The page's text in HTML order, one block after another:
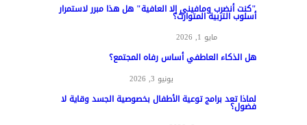
"كنت أنضرب ومافيني إلا العافية" هل هذا مبرر لاستمرار
أسلوب التربية المتوارث؟
مايو 1, 2026
هل الذكاء العاطفي أساس رفاه المجتمع؟
يونيو 3, 2026
لماذا تعد برامج توعية الأطفال بخصوصية الجسد وقاية لا
فضول؟